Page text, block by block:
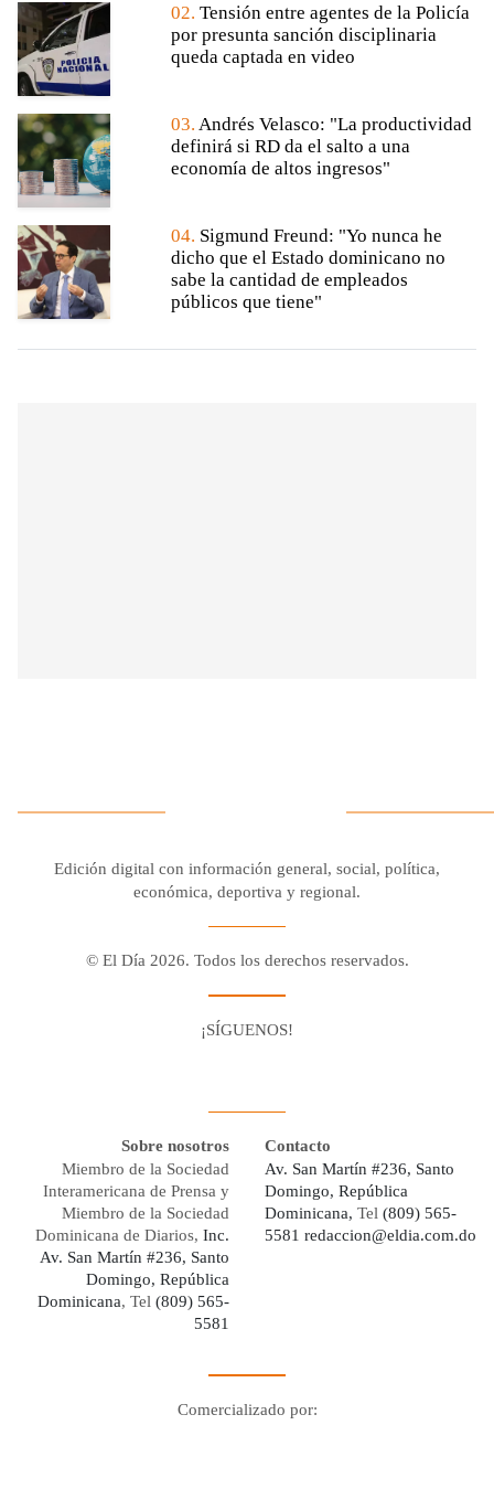
02. Tensión entre agentes de la Policía
por presunta sanción disciplinaria
queda captada en video
03. Andrés Velasco: "La productividad
definirá si RD da el salto a una
economía de altos ingresos"
04. Sigmund Freund: "Yo nunca he
dicho que el Estado dominicano no
sabe la cantidad de empleados
públicos que tiene"
Edición digital con información general, social, política,
económica, deportiva y regional.
© El Día 2026. Todos los derechos reservados.
¡SÍGUENOS!
Sobre nosotros
Miembro de la Sociedad
Interamericana de Prensa y
Miembro de la Sociedad
Dominicana de Diarios, Inc.
Av. San Martín #236, Santo
Domingo, República
Dominicana, Tel (809) 565-
5581
Contacto
Av. San Martín #236, Santo
Domingo, República
Dominicana, Tel (809) 565-
5581 redaccion@eldia.com.do
Comercializado por: